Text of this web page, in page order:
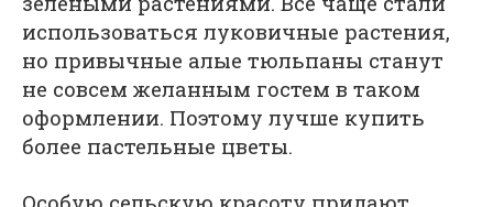
использоваться луковичные растения,
но привычные алые тюльпаны станут
не совсем желанным гостем в таком
оформлении. Поэтому лучше купить
более пастельные цветы.